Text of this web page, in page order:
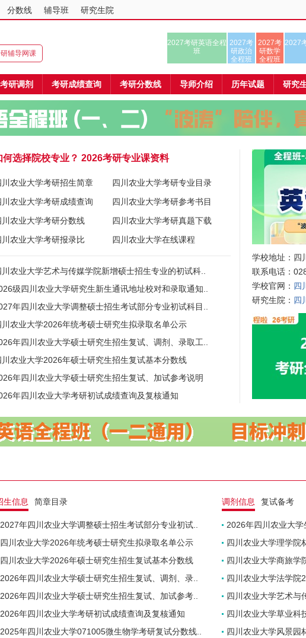
分数线 辅导班 研究生院
辅导网课
2027考研英语全程
班
2027考
研政治
全程班
2027考
研数学
全程班
2027
考研调剂 考研成绩查询 考研分数线 导师介绍 历年试题 研究
何选择院校专业？ 2026考研专业课资料
川农业大学考研招生简章
四川农业大学考研专业目录
川农业大学考研成绩查询
四川农业大学考研参考书目
川农业大学考研分数线
四川农业大学考研真题下载
川农业大学考研报录比
四川农业大学在线课程
川农业大学艺术与传媒学院新增硕士招生专业的初试科..
级四川农业大学研究生新生通讯地址校对和录取通知..
年四川农业大学调整硕士招生考试部分专业初试科目..
川农业大学2026年统考硕士研究生拟录取名单公示
年四川农业大学硕士研究生招生复试、调剂、录取工..
川农业大学2026年硕士研究生招生复试基本分数线
年四川农业大学硕士研究生招生复试、加试参考说明
年四川农业大学考研初试成绩查询及复核通知
学校地址：四
联系电话：
学校官网： 四
研究生院： 四
生信息 简章目录
2027年四川农业大学调整硕士招生考试部分专业初试..
四川农业大学2026年统考硕士研究生拟录取名单公示
四川农业大学2026年硕士研究生招生复试基本分数线
2026年四川农业大学硕士研究生招生复试、调剂、录..
2026年四川农业大学硕士研究生招生复试、加试参考..
2026年四川农业大学考研初试成绩查询及复核通知
2025年四川农业大学071005微生物学考研复试分数线..
调剂信息 复试备考
2026年四川农业大学
四川农业大学理学院
四川农业大学商旅学
四川农业大学法学院
四川农业大学艺术与
四川农业大学草业科
四川农业大学风景园